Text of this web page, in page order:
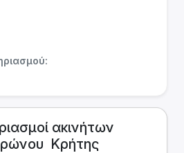
ακινήτων
Κρήτης